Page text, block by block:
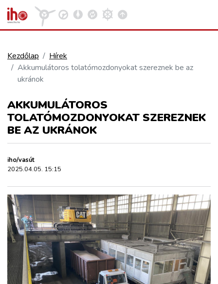
VASÚT
KÖZÚT
REPÜLÉS
KÖZLEKEDÉSFEJLESZTÉS
ZÖLDÚT
HAJÓZÁS
BLOG
Kezdőlap
Hírek
Akkumulátoros tolatómozdonyokat szereznek be az
ukránok
AKKUMULÁTOROS
TOLATÓMOZDONYOKAT SZEREZNEK
BE AZ UKRÁNOK
iho/vasút
2025.04.05. 15:15